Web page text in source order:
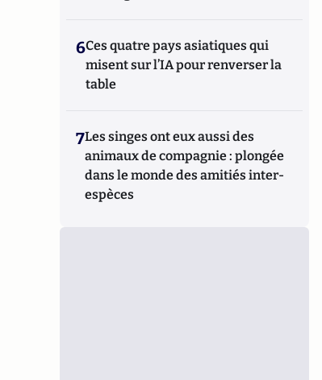
6Ces quatre pays asiatiques qui
misent sur l’IA pour renverser la
table
7Les singes ont eux aussi des
animaux de compagnie : plongée
dans le monde des amitiés inter-
espèces